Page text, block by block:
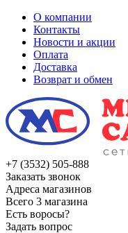
О компании
Контакты
Новости и акции
Оплата
Доставка
Возврат и обмен
+7 (3532) 505-888
Заказать звонок
Адреса магазинов
Всего 3 магазина
Есть воросы?
Задать вопрос